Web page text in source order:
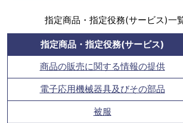
指定商品・指定役務(サービス)一
指定商品・指定役務(サービス)
商品の販売に関する情報の提供
電子応用機械器具及びその部品
被服